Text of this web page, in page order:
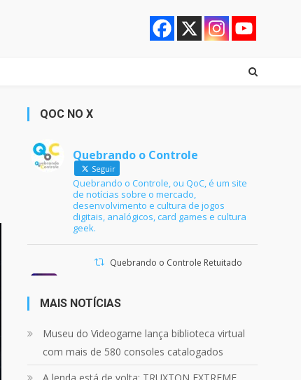
QOC NO X
Quebrando o Controle
Seguir
Quebrando o Controle, ou QoC, é um site
de notícias sobre o mercado,
desenvolvimento e cultura de jogos
digitais, analógicos, card games e cultura
geek.
Quebrando o Controle Retuitado
21 jun 2024
ontem no@Podpah
MAIS NOTÍCIAS
Museu do Videogame lança biblioteca virtual
com mais de 580 consoles catalogados